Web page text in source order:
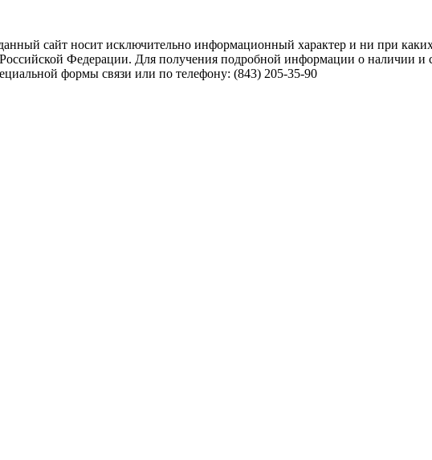
сайт носит исключительно информационный характер и ни при
Федерации. Для получения подробной информации о наличии и
формы связи или по телефону: (843) 205-35-90